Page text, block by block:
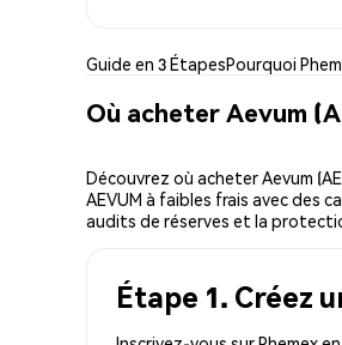
Guide en 3 ÉtapesPourquoi
Où acheter Aevum
Découvrez où acheter Aevum
AEVUM à faibles frais avec des
audits de réserves et la
Étape 1. Créez